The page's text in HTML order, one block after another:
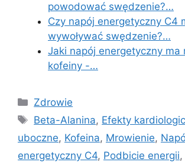
powodować swędzenie?…
Czy napój energetyczny C4
wywoływać swędzenie?…
Jaki napój energetyczny ma
kofeiny -…
Categories
Zdrowie
Tags
Beta-Alanina, Efekty
uboczne, Kofeina, Mrowienie,
energetyczny C4, Podbicie energii,